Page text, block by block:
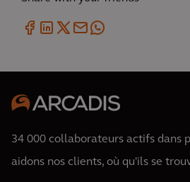
34 000 collaborateurs actifs dans
aidons nos clients, où qu'ils se